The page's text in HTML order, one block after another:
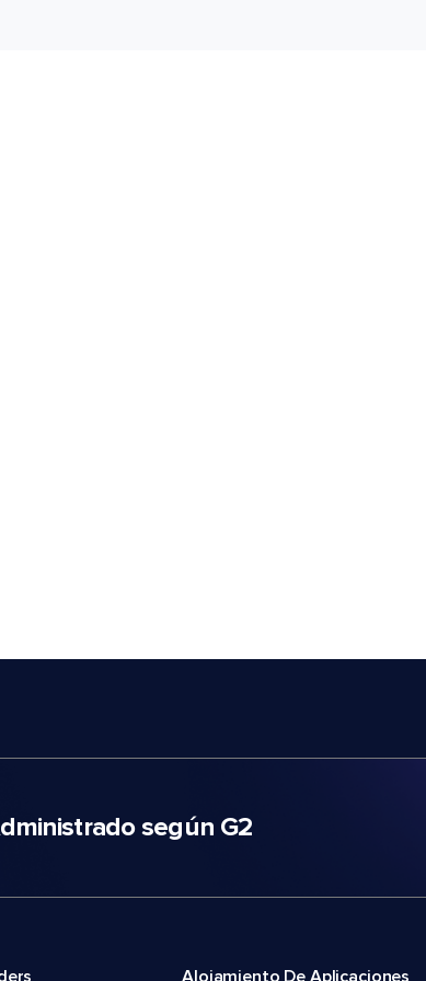
según G2
Alojamiento De Aplicaciones